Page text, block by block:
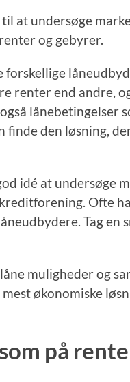
at undersøge
og gebyrer.
forskellige
renter end andre,
lånebetingelser
finde den løsning,
idé at undersøge
Ofte
Tag en
muligheder og
økonomiske
på